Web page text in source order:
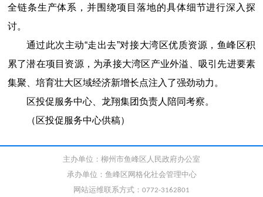
全链条生产体系，并围绕项目落地的具体细节进行深入探
讨。
通过此次主动“走出去”对接大湾区优质资源，鱼峰区积
累了潜在项目资源，为承接大湾区产业外溢、吸引先进要素
集聚、培育壮大区域经济新增长点注入了强劲动力。
区投促服务中心、龙翔集团负责人陪同考察。
（区投促服务中心供稿）
主办单位：柳州市鱼峰区人民政府办公室
承办单位：鱼峰区网格化社会管理中心
网站运维联系方式：0772-3162801